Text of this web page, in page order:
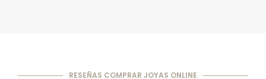
RESEÑAS COMPRAR JOYAS ONLINE